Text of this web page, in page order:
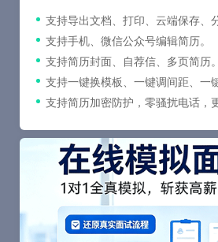
支持导出文档、打印、云端保存、
支持手机、微信公众号编辑简历。
支持简历封面、自荐信、多页简历。
支持一键换模板、一键调间距、一
支持简历加密防护，零骚扰电话，